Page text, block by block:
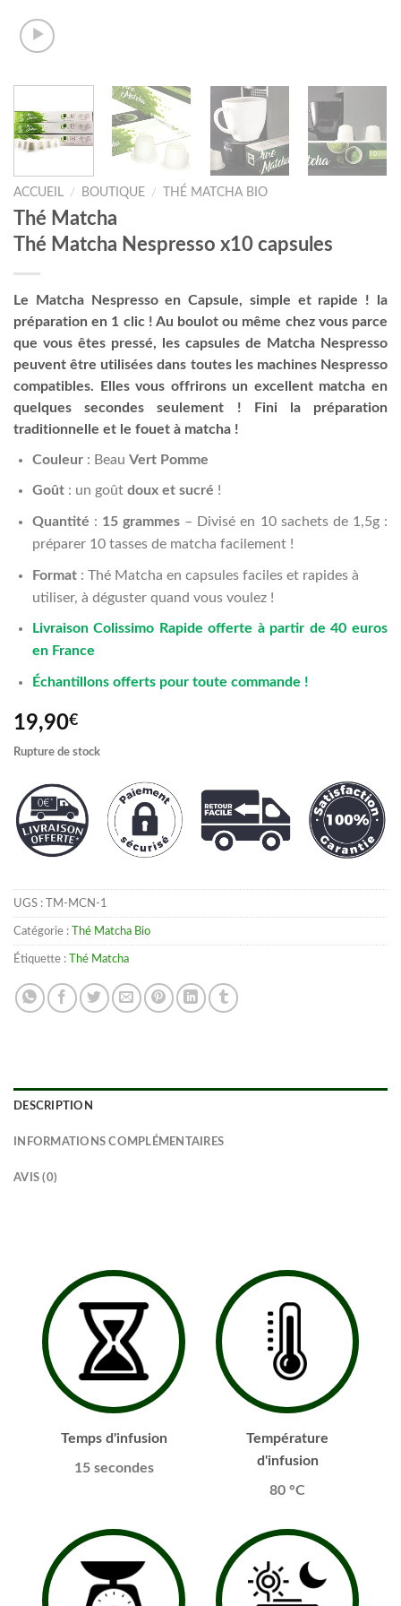
ACCUEIL / BOUTIQUE / THÉ MATCHA BIO
Thé Matcha
Thé Matcha Nespresso x10 capsules
Le Matcha Nespresso en Capsule, simple et rapide ! la
préparation en 1 clic ! Au boulot ou même chez vous parce
que vous êtes pressé, les capsules de Matcha Nespresso
peuvent être utilisées dans toutes les machines Nespresso
compatibles. Elles vous offrirons un excellent matcha en
quelques secondes seulement ! Fini la préparation
traditionnelle et le fouet à matcha !
Couleur: Beau Vert Pomme
Goût: un goût doux et sucré !
Quantité : 15 grammes – Divisé en 10 sachets de 1,5g :
préparer 10 tasses de matcha facilement !
Format: Thé Matcha en capsules faciles et rapides à
utiliser, à déguster quand vous voulez !
Livraison Colissimo Rapide offerte à partir de 40 euros
en France
Échantillons offerts pour toute commande !
19,90€
Rupture de stock
UGS : TM-MCN-1
Catégorie : Thé Matcha Bio
Étiquette : Thé Matcha
DESCRIPTION
INFORMATIONS COMPLÉMENTAIRES
AVIS (0)
Temps d'infusion
15 secondes
Température
d'infusion
80 °C